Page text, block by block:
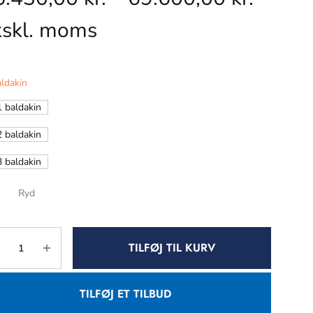
moms
baldakin
baldakin
baldakin
Ryd
TILFØJ TIL KURV
TILFØJ ET TILBUD